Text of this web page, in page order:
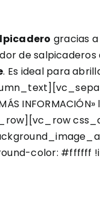
gracias
de salpicaderos
. Es ideal para
color: